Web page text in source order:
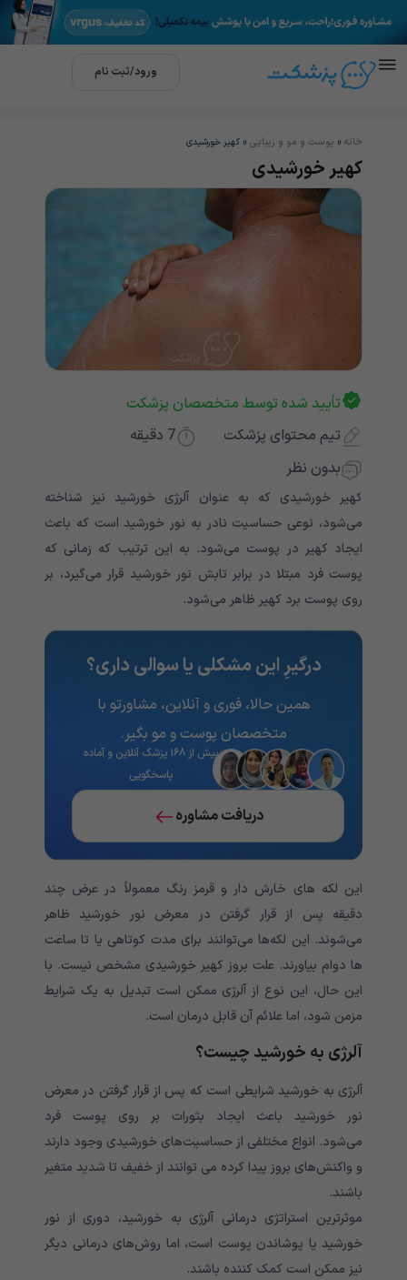
ورود/ثبت نام
خانه » پوست و مو و زیبایی » کهیر خورشیدی
کهیر خورشیدی
تأیید شده توسط متخصصان پزشکت
تیم محتوای پزشکت
7 دقیقه
بدون نظر
کهیر خورشیدی که به عنوان آلرژی خورشید نیز شناخته
می‌شود، نوعی حساسیت نادر به نور خورشید است که باعث
ایجاد کهیر در پوست می‌شود. به این ترتیب که زمانی که
پوست فرد مبتلا در برابر تابش نور خورشید قرار می‌گیرد، بر
روی پوست برد کهیر ظاهر می‌شود.
درگیرِ این مشکلی یا سوالی داری؟
همین حالا، فوری و آنلاین، مشاورتو با
متخصصان پوست و مو بگیر.
بیش از ۱۶۸ پزشک آنلاین و آماده
پاسخگویی
دریافت مشاوره
این لکه های خارش دار و قرمز رنگ معمولاً در عرض چند
دقیقه پس از قرار گرفتن در معرض نور خورشید ظاهر
می‌شوند. این لکه‌ها می‌توانند برای مدت کوتاهی یا تا ساعت
ها دوام بیاورند. علت بروز کهیر خورشیدی مشخص نیست. با
این حال، این نوع از آلرژی ممکن است تبدیل به یک شرایط
مزمن شود، اما علائم آن قابل درمان است.
آلرژی به خورشید چیست؟
آلرژی به خورشید شرایطی است که پس از قرار گرفتن در معرض
نور خورشید باعث ایجاد بثورات بر روی پوست فرد
می‌شود. انواع مختلفی از حساسیت‌های خورشیدی وجود دارند
و واکنش‌های بروز پیدا کرده می توانند از خفیف تا شدید متغیر
باشند.
موثرترین استراتژی درمانی آلرژی به خورشید، دوری از نور
خورشید یا پوشاندن پوست است، اما روش‌های درمانی دیگر
نیز ممکن است کمک کننده باشند.